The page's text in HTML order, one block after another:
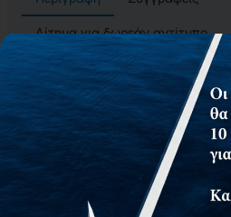
Αίτημα για δωρεάν αντίτυπο
Το βιβλίο “ Χρηματοοικονομικά
απευθύνεται στους φοιτητές των
Λογιστικής και
Επιστήμης των πανεπιστημίων
βοήθημα και για στελέχη των
χρηματοοικονομικών
οργανισμών που πραγματοποιούν
συναλλαγές. Έχει συνταχθεί με